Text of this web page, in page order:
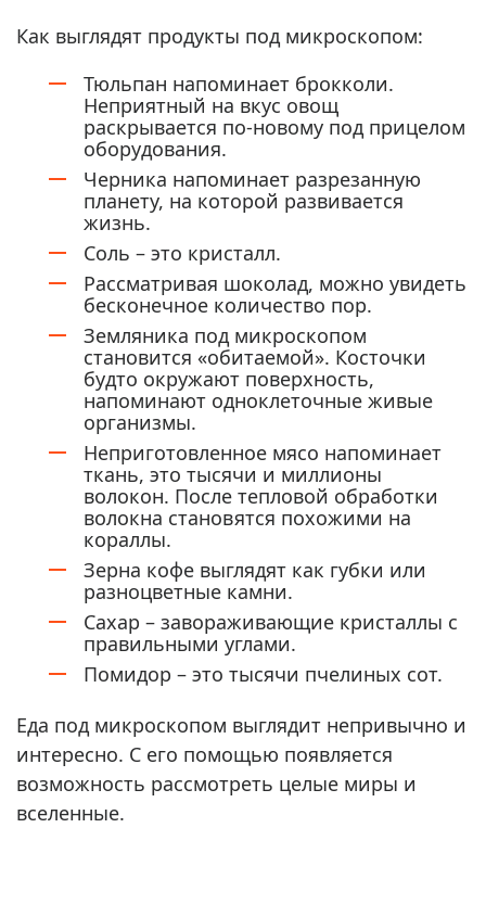
Как выглядят продукты под микроскопом:
Тюльпан напоминает брокколи.
Неприятный на вкус овощ
раскрывается по-новому под прицелом
оборудования.
Черника напоминает разрезанную
планету, на которой развивается
жизнь.
Соль – это кристалл.
Рассматривая шоколад, можно увидеть
бесконечное количество пор.
Земляника под микроскопом
становится «обитаемой». Косточки
будто окружают поверхность,
напоминают одноклеточные живые
организмы.
Неприготовленное мясо напоминает
ткань, это тысячи и миллионы
волокон. После тепловой обработки
волокна становятся похожими на
кораллы.
Зерна кофе выглядят как губки или
разноцветные камни.
Сахар – завораживающие кристаллы с
правильными углами.
Помидор – это тысячи пчелиных сот.
Еда под микроскопом выглядит непривычно и
интересно. С его помощью появляется
возможность рассмотреть целые миры и
вселенные.